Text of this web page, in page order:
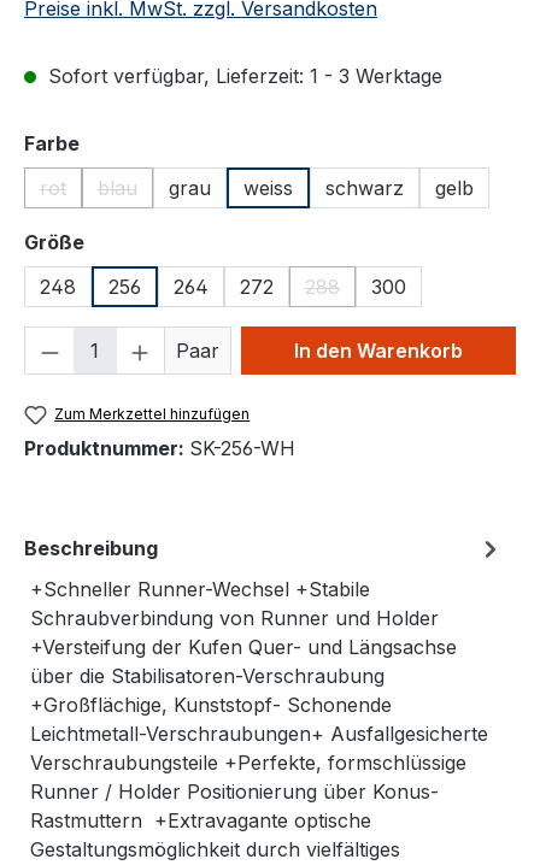
Preise inkl. MwSt. zzgl. Versandkosten
Sofort verfügbar, Lieferzeit: 1 - 3 Werktage
Farbeauswählen
rot
(Diese Option ist zurzeit nicht verfügbar.)
blau
(Diese Option ist zurzeit nicht verfügbar.)
grau weiss schwarz gelb
Größeauswählen
248
256 264 272 288
(Diese Option ist zurzeit
300
Produkt Anzahl: Gib den
Paar In den Warenkorb
Zum Merkzettel hinzufügen
Produktnummer: SK-256-WH
Beschreibung
+Schneller Runner-Wechsel +Stabile
Schraubverbindung von Runner und Holder
+Versteifung der Kufen Quer- und Längsachse
über die Stabilisatoren-Verschraubung
+Großflächige, Kunststopf- Schonende
Leichtmetall-Verschraubungen+ Ausfallgesicherte
Verschraubungsteile +Perfekte, formschlüssige
Runner / Holder Positionierung über Konus-
Rastmuttern +Extravagante optische
Gestaltungsmöglichkeit durch vielfältiges